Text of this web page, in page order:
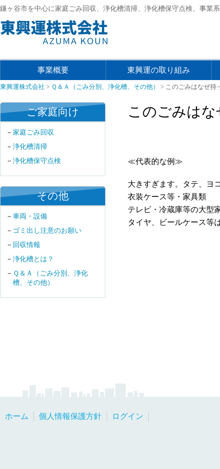
鎌ヶ谷市を中心に家庭ごみ回収、浄化槽清掃、浄化槽保守点検、事業
事業概要 東興運の取り組み
東興運株式会社 > Ｑ＆Ａ（ごみ分別、浄化槽、その他） > このごみはなぜ持
このごみは
≪代表的な例≫
大きすぎます。タテ、ヨ
衣装ケース等・家具類
テレビ・冷蔵庫等の大型
タイヤ、ビールケース等
ご家庭向け
家庭ごみ回収
浄化槽清掃
浄化槽保守点検
その他
車両・設備
ゴミ出し注意のお願い
回収情報
浄化槽とは？
Ｑ＆Ａ（ごみ分別、浄化
槽、その他）
ホーム 個人情報保護方針 ログイン